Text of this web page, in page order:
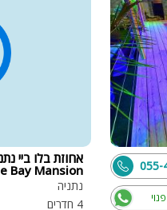
055- אחוזת בלו ביי
Bay Mansion
נתניה
4 חדרים